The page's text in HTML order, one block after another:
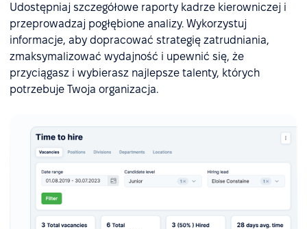
Udostępniaj szczegółowe raporty kadrze kierowniczej i
przeprowadzaj pogłębione analizy. Wykorzystuj
informacje, aby dopracować strategię zatrudniania,
zmaksymalizować wydajność i upewnić się, że
przyciągasz i wybierasz najlepsze talenty, których
potrzebuje Twoja organizacja.